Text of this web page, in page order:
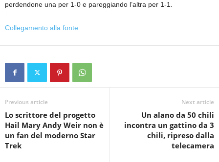
perdendone una per 1-0 e pareggiando l’altra per 1-1.
Collegamento alla fonte
Previous article
Lo scrittore del progetto
Hail Mary Andy Weir non è
un fan del moderno Star
Trek
Next article
Un alano da 50 chili
incontra un gattino da 3
chili, ripreso dalla
telecamera